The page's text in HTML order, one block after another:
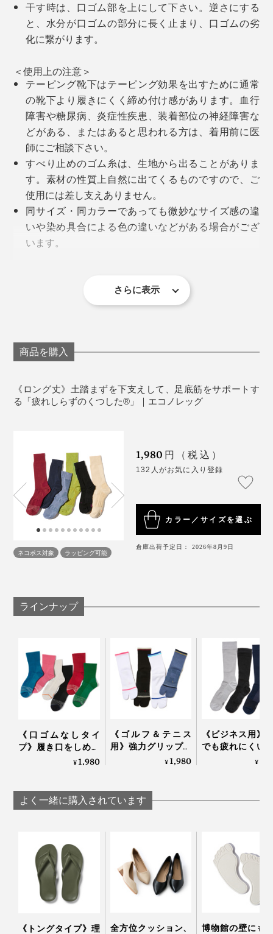
ベーシックカラーからファッションのアクセントになる
おしゃれカラーまで6色展開。
写真左からブラック、ネイビー、デニム、グリーンティ、ベージュ、エンジ
足裏にはロゴ、足の甲には左右の目印として「L」と
「R」が配色で編み込まれ、おしゃれ心をくすぐられま
としたルームシューズを履いている感覚で、フローリン
グの足当たりも柔らか。すべりにくいのもいい。
一度これを体感すると、他のものが履けなくなる人が多
いというのも納得です！
干す時は、口ゴム部を上にして下さい。逆さにする
と、水分が口ゴムの部分に長く止まり、口ゴムの劣
化に繋がります。
＜使用上の注意＞
テーピング靴下はテーピング効果を出すために通常
の靴下より履きにくく締め付け感があります。血行
障害や糖尿病、炎症性疾患、装着部位の神経障害な
どがある、またはあると思われる方は、着用前に医
師にご相談下さい。
すべり止めのゴム糸は、生地から出ることがありま
す。素材の性質上自然に出てくるものですので、ご
使用には差し支えありません。
同サイズ・同カラーであっても微妙なサイズ感の違
いや染め具合による色の違いなどがある場合がござ
います。
います。 サイズ等は着用や洗濯をしていただくとな
じんできます。
足の爪が伸びている、乾燥して足の角質が固くなっ
合、生地に穴が開くことがありますのでご注意くだ
さい。
使用感には個人差があります。
さらに表示
商品を購入
《ロング丈》土踏まずを下支えして、足底筋をサポートす
る「疲れしらずのくつした®」｜エコノレッグ
ネコポス対象 ラッピング可能
1,980 円（税込）
132人がお気に入り登録
カラー／サイズを選ぶ
倉庫出荷予定日： 2026年8月9日
ラインナップ
《口ゴムなしタイ
プ》履き口をしめつ
けない疲れしらずの
¥1,980
《ゴルフ＆テニス
用》強力グリップで
しっかり踏み込める
¥1,980
《ビジネス用》
でも疲れにくい
り落ちにくい「
¥
よく一緒に購入されています
《トングタイプ》理
全方位クッション、
博物館の壁にも